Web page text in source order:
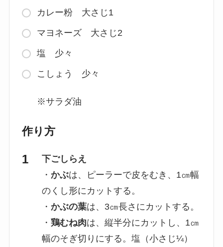
カレー粉 大さじ1
マヨネーズ 大さじ2
塩 少々
こしょう 少々
※サラダ油
作り方
下ごしらえ
・ かぶは、ピーラーで皮をむき、1㎝幅
のくし形にカットする。
・ かぶの葉は、3㎝長さにカットする。
・ 鶏むね肉は、縦半分にカットし、1㎝
幅のそぎ切りにする。塩（小さじ¼）